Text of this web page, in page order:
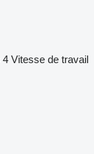
4 Vitesse de travail